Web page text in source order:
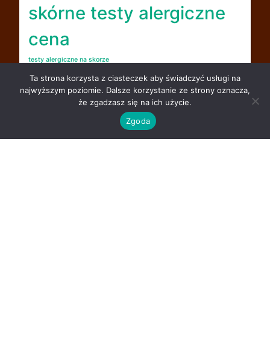
skórne testy alergiczne
cena
testy alergiczne na skorze
testy alergiczne skórne
czy bolą
testy alergiczne skórne czy trzeba być na czczo
testy alergiczne skórne czy z krwi
testy alergiczne skórne odczyt
Ta strona korzysta z ciasteczek aby świadczyć usługi na
najwyższym poziomie. Dalsze korzystanie ze strony oznacza,
że zgadzasz się na ich użycie.
Zgoda